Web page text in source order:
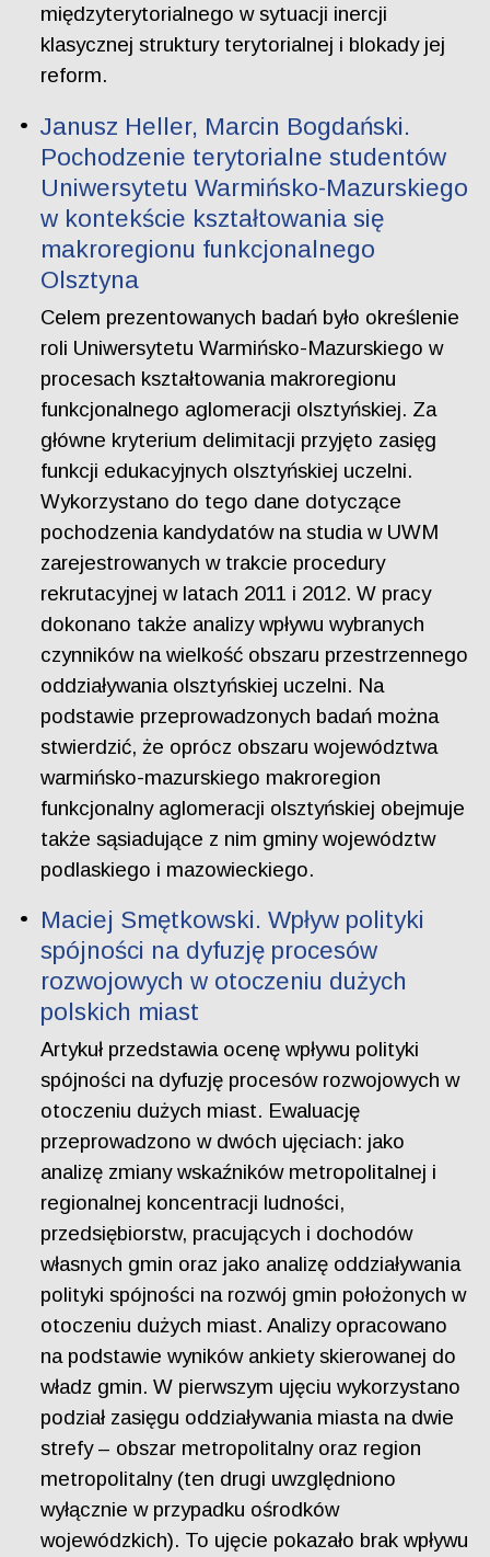
międzyterytorialnego w sytuacji inercji
klasycznej struktury terytorialnej i blokady jej
reform.
Janusz Heller, Marcin Bogdański.
Pochodzenie terytorialne studentów
Uniwersytetu Warmińsko-Mazurskiego
w kontekście kształtowania się
makroregionu funkcjonalnego
Olsztyna
Celem prezentowanych badań było określenie
roli Uniwersytetu Warmińsko-Mazurskiego w
procesach kształtowania makroregionu
funkcjonalnego aglomeracji olsztyńskiej. Za
główne kryterium delimitacji przyjęto zasięg
funkcji edukacyjnych olsztyńskiej uczelni.
Wykorzystano do tego dane dotyczące
pochodzenia kandydatów na studia w UWM
zarejestrowanych w trakcie procedury
rekrutacyjnej w latach 2011 i 2012. W pracy
dokonano także analizy wpływu wybranych
czynników na wielkość obszaru przestrzennego
oddziaływania olsztyńskiej uczelni. Na
podstawie przeprowadzonych badań można
stwierdzić, że oprócz obszaru województwa
warmińsko-mazurskiego makroregion
funkcjonalny aglomeracji olsztyńskiej obejmuje
także sąsiadujące z nim gminy województw
podlaskiego i mazowieckiego.
Maciej Smętkowski. Wpływ polityki
spójności na dyfuzję procesów
rozwojowych w otoczeniu dużych
polskich miast
Artykuł przedstawia ocenę wpływu polityki
spójności na dyfuzję procesów rozwojowych w
otoczeniu dużych miast. Ewaluację
przeprowadzono w dwóch ujęciach: jako
analizę zmiany wskaźników metropolitalnej i
regionalnej koncentracji ludności,
przedsiębiorstw, pracujących i dochodów
własnych gmin oraz jako analizę oddziaływania
polityki spójności na rozwój gmin położonych w
otoczeniu dużych miast. Analizy opracowano
na podstawie wyników ankiety skierowanej do
władz gmin. W pierwszym ujęciu wykorzystano
podział zasięgu oddziaływania miasta na dwie
strefy – obszar metropolitalny oraz region
metropolitalny (ten drugi uwzględniono
wyłącznie w przypadku ośrodków
wojewódzkich). To ujęcie pokazało brak wpływu